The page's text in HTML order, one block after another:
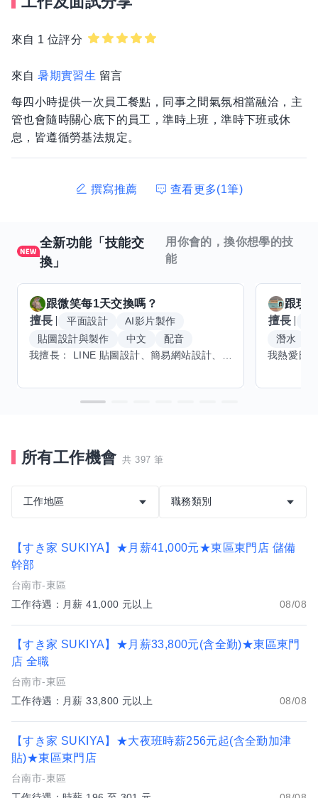
來自 1 位評分
來自暑期實習生 留言
每四小時提供一次員工餐點，同事之間氣氛相當融洽，主
管也會隨時關心底下的員工，準時上班，準時下班或休
息，皆遵循勞基法規定。
撰寫推薦 查看更多(1筆)
全新功能「技能交
換」
用你會的，換你想學的技
能
跟微笑每1天交換嗎？
擅長
平面設計
AI影片製作
貼圖設計與製作
中文
配音
跟玟
擅長
潛水
所有工作機會 共 397 筆
工作地區 職務類別
【すき家 SUKIYA】★月薪41,000元★東區東門店 儲備
幹部
台南市-東區
工作待遇：月薪 41,000 元以上
08/08
【すき家 SUKIYA】★月薪33,800元(含全勤)★東區東門
店 全職
台南市-東區
工作待遇：月薪 33,800 元以上
08/08
【すき家 SUKIYA】★大夜班時薪256元起(含全勤加津
貼)★東區東門店
台南市-東區